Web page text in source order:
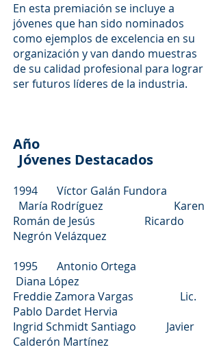
En esta premiación se incluye a
jóvenes que han sido nominados
como ejemplos de excelencia en su
organización y van dando muestras
de su calidad profesional para lograr
ser futuros líderes de la industria.
Año
Jóvenes Destacados
1994 Víctor Galán Fundora
María Rodríguez Karen
Román de Jesús Ricardo
Negrón Velázquez
1995 Antonio Ortega
Diana López
Freddie Zamora Vargas Lic.
Pablo Dardet Hervia
Ingrid Schmidt Santiago Javier
Calderón Martínez